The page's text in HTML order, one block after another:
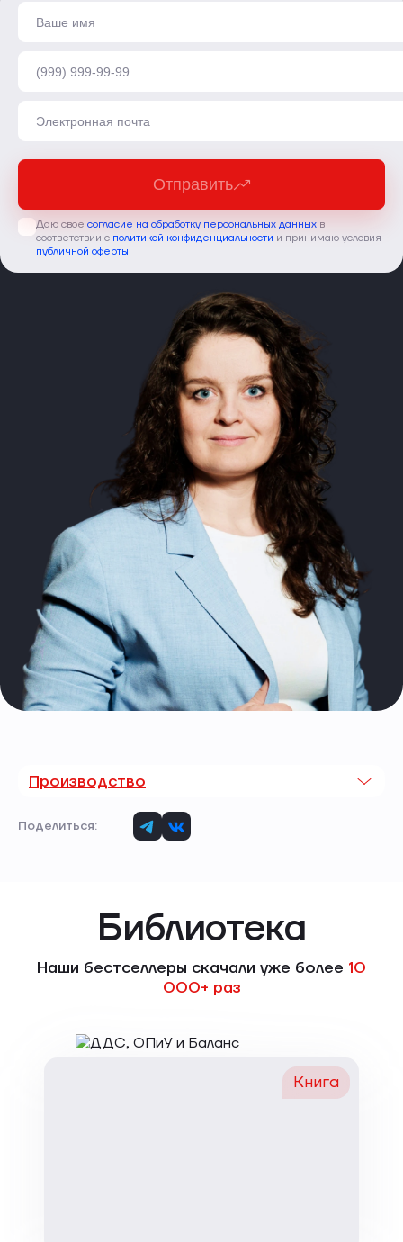
Даю свое согласие на обработку персональных данных в
соответствии с политикой конфиденциальности и принимаю условия
публичной оферты
Отправить
Производство
Поделиться:
Библиотека
Наши бестселлеры скачали уже более 10
000+ раз
Книга